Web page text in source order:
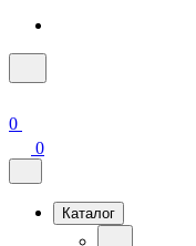
0
0
Каталог